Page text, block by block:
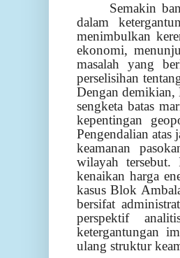
Semakin
dalam
menimbulkan
ekonomi,
masalah yang
perselisihan
Dengan demikian,
sengketa batas
kepentingan
Pengendalian
keamanan
wilayah
kenaikan harga
kasus Blok
bersifat
perspektif
ketergantungan
ulang struktur